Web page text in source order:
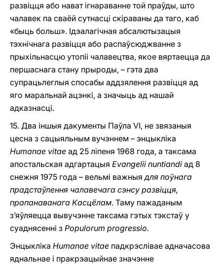
развіцця або нават ігнараванне той праўды, што
чалавек па сваёй сутнасці скіраваны да таго, каб
«быць больш». Ідэалагічная абсалютызацыя
тэхнічнага развіцця або распаўсюджванне з
прыхільнасцю утопіі чалавецтва, якое вяртаецца да
першаснага стану прыроды, – гэта два
супрацьлеглыя спосабы аддзялення развіцця ад
яго маральнай ацэнкі, a значыць ад нашай
адказнасці.
15. Два іншыя дакументы Паўла VI, не звязаныя
цесна з сацыяльным вучэннем – энцыкліка
Humanae vitae ад 25 ліпеня 1968 года, а таксама
апостальская адгартацыя Evangelii nuntiandi ад 8
снежня 1975 года – вельмі важныядля поўнага
прадстаўлення чалавечага сэнсу развіцця,
прапанаванага Касцёлам. Таму пажаданым
з’яўляецца вывучэнне таксама гэтых тэкстаў у
суаднясенні з Populorum progressio.
Энцыкліка Humanae vitae падкрэслівае адначасова
яднальнае і пракрэацыйнае значэнне